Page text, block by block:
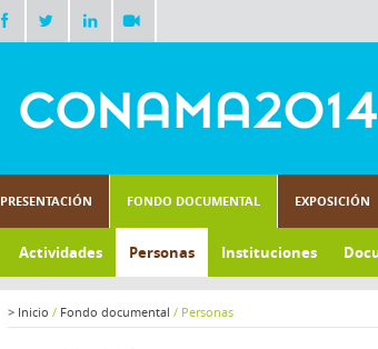
PRESENTACIÓN FONDO DOCUMENTAL EXPOSICIÓN
Actividades Personas Instituciones
> Inicio / Fondo documental / Personas